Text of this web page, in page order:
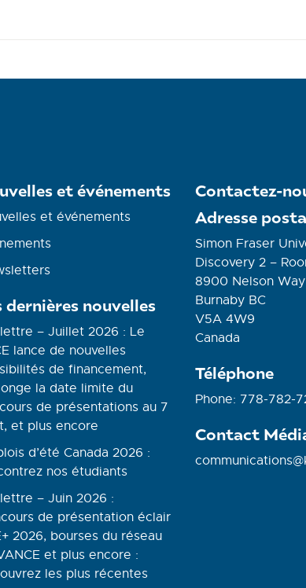
et événements
et événements
dernières nouvelles
– Juillet 2026 : Le
lance de nouvelles
de financement,
la date limite du
de présentations au 7
et plus encore
d’été Canada 2026 :
nos étudiants
– Juin 2026 :
de présentation éclair
2026, bourses du réseau
et plus encore :
les plus récentes
Contactez-
Adresse
Simon Fraser
Discovery 2 –
8900 Nelson Way
Burnaby BC
V5A 4W9
Canada
Téléphone
Phone: 778-782-
Contact